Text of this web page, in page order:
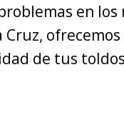
en los
ofrecemos
de tus